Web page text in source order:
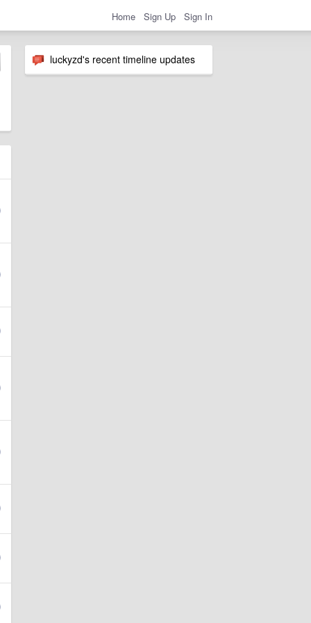
Home Sign Up Sign In
luckyzd's recent timeline updates